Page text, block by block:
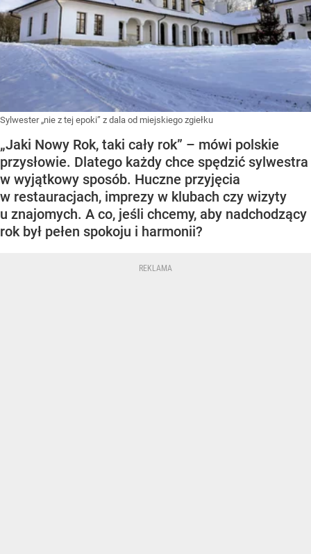
Sylwester „nie z tej epoki” z dala od miejskiego zgiełku
„Jaki Nowy Rok, taki cały rok” – mówi polskie
przysłowie. Dlatego każdy chce spędzić sylwestra
w wyjątkowy sposób. Huczne przyjęcia
w restauracjach, imprezy w klubach czy wizyty
u znajomych. A co, jeśli chcemy, aby nadchodzący
rok był pełen spokoju i harmonii?